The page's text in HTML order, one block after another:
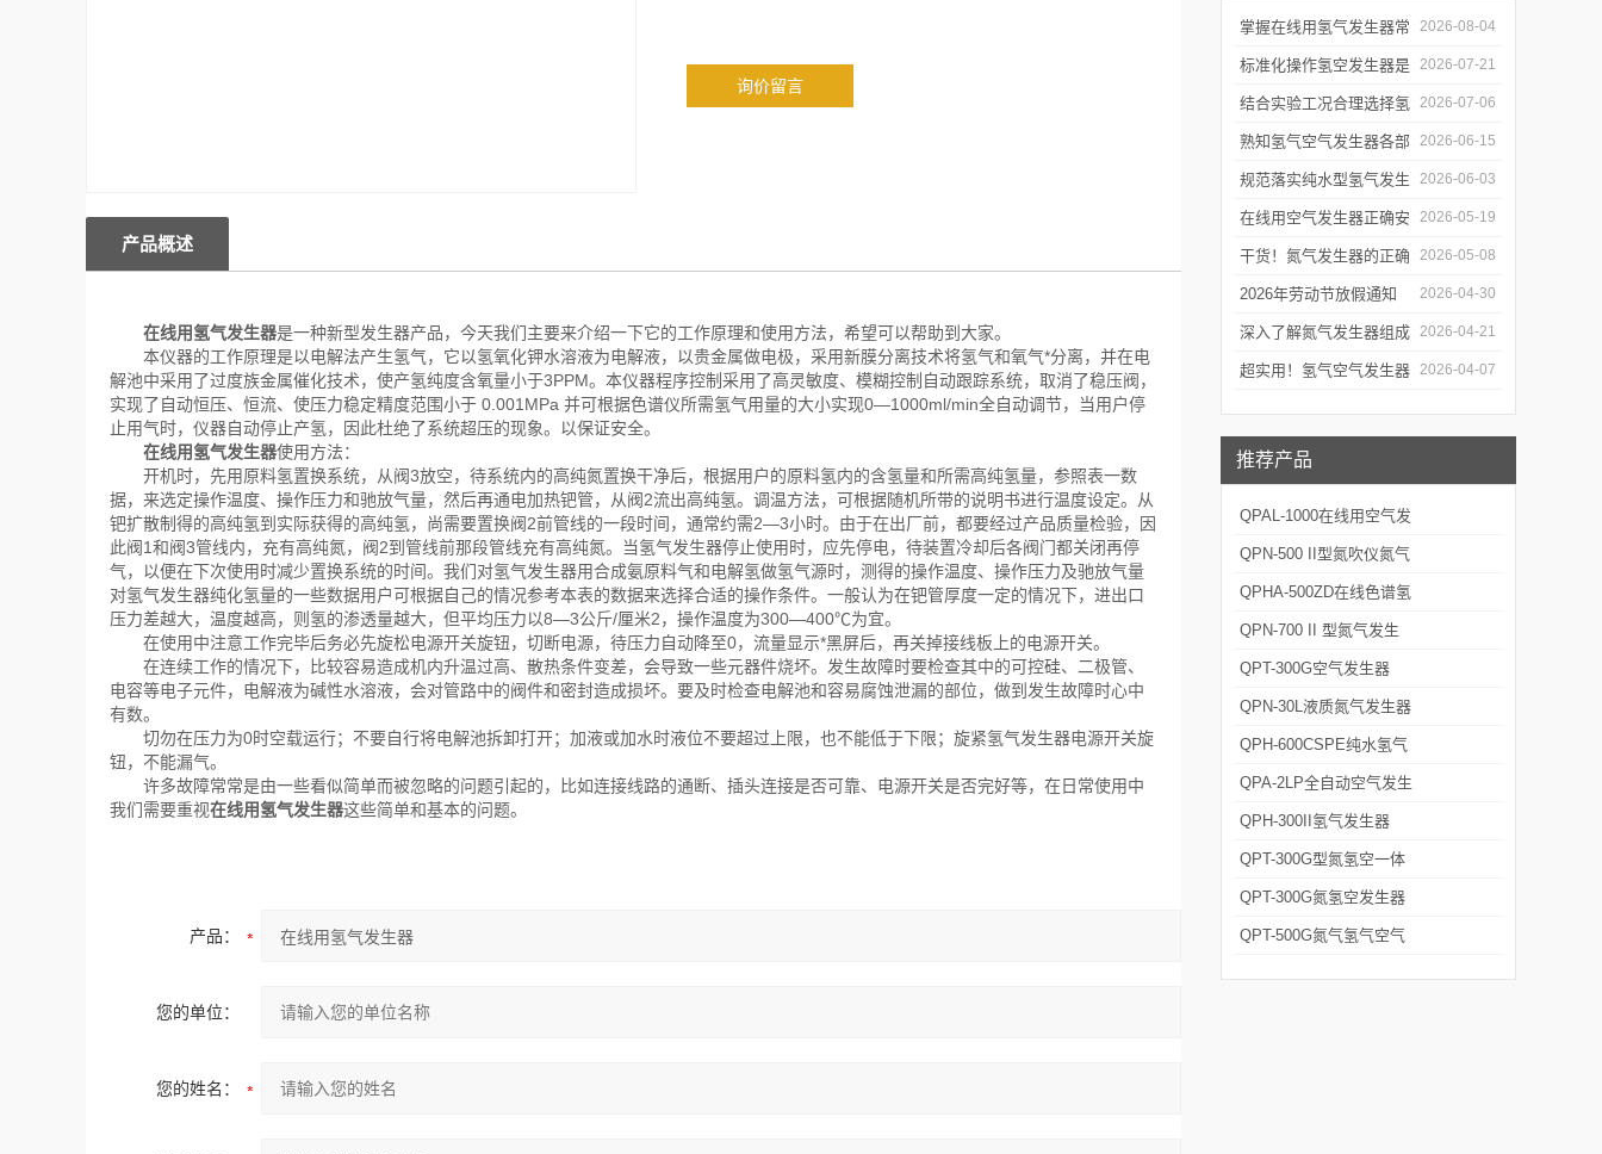
掌握在线用氢气发生器常
见故障处理方式有效降低
生产线停机概率
2026-08-04
标准化操作氢空发生器是
确保实验气源供给稳定合
规的关键前提
2026-07-21
结合实验工况合理选择氢
气空气发生器满足实验室
长期稳定用气需求
2026-07-06
熟知氢气空气发生器各部
件功能与特性维持实验供
气工况稳定
2026-06-15
规范落实纯水型氢气发生
器操作流程是保障实验供
气稳定合规的关键
2026-06-03
在线用空气发生器正确安
装方法及关键要点专业分
享
2026-05-19
干货！氮气发生器的正确
使用方法大揭秘
2026-05-08
2026年劳动节放假通知 2026-04-30
深入了解氮气发生器组成
部件的功能与特点是掌握
2026-04-21
超实用！氢气空气发生器 2026-04-07
推荐产品
QPAL-1000在线用空气发
生器
QPN-500 II型氮吹仪氮气
发生器
QPHA-500ZD在线色谱氢
空一体机
QPN-700 II 型氮气发生
器 可定制
QPT-300G空气发生器
QPN-30L液质氮气发生器
QPH-600CSPE纯水氢气
发生器
QPA-2LP全自动空气发生
器
QPH-300II氢气发生器
QPT-300G型氮氢空一体
机
QPT-300G氮氢空发生器
厂家
QPT-500G氮气氢气空气
询价留言
产品概述
在线用氢气发生器是一种新型发生器产品，今天我们主要来介绍一下它的工作原理和使用方法，希望可以帮助到大家。
本仪器的工作原理是以电解法产生氢气，它以氢氧化钾水溶液为电解液，以贵金属做电极，采用新膜分离技术将氢气和氧气*分离，并在电
解池中采用了过度族金属催化技术，使产氢纯度含氧量小于3PPM。本仪器程序控制采用了高灵敏度、模糊控制自动跟踪系统，取消了稳压阀，
实现了自动恒压、恒流、使压力稳定精度范围小于 0.001MPa 并可根据色谱仪所需氢气用量的大小实现0—1000ml/min全自动调节，当用户停
止用气时，仪器自动停止产氢，因此杜绝了系统超压的现象。以保证安全。
在线用氢气发生器使用方法：
开机时，先用原料氢置换系统，从阀3放空，待系统内的高纯氮置换干净后，根据用户的原料氢内的含氢量和所需高纯氢量，参照表一数
据，来选定操作温度、操作压力和驰放气量，然后再通电加热钯管，从阀2流出高纯氢。调温方法，可根据随机所带的说明书进行温度设定。从
钯扩散制得的高纯氢到实际获得的高纯氢，尚需要置换阀2前管线的一段时间，通常约需2—3小时。由于在出厂前，都要经过产品质量检验，因
此阀1和阀3管线内，充有高纯氮，阀2到管线前那段管线充有高纯氮。当氢气发生器停止使用时，应先停电，待装置冷却后各阀门都关闭再停
气，以便在下次使用时减少置换系统的时间。我们对氢气发生器用合成氨原料气和电解氢做氢气源时，测得的操作温度、操作压力及驰放气量
对氢气发生器纯化氢量的一些数据用户可根据自己的情况参考本表的数据来选择合适的操作条件。一般认为在钯管厚度一定的情况下，进出口
压力差越大，温度越高，则氢的渗透量越大，但平均压力以8—3公斤/厘米2，操作温度为300—400℃为宜。
在使用中注意工作完毕后务必先旋松电源开关旋钮，切断电源，待压力自动降至0，流量显示*黑屏后，再关掉接线板上的电源开关。
在连续工作的情况下，比较容易造成机内升温过高、散热条件变差，会导致一些元器件烧坏。发生故障时要检查其中的可控硅、二极管、
电容等电子元件，电解液为碱性水溶液，会对管路中的阀件和密封造成损坏。要及时检查电解池和容易腐蚀泄漏的部位，做到发生故障时心中
有数。
切勿在压力为0时空载运行；不要自行将电解池拆卸打开；加液或加水时液位不要超过上限，也不能低于下限；旋紧氢气发生器电源开关旋
钮，不能漏气。
许多故障常常是由一些看似简单而被忽略的问题引起的，比如连接线路的通断、插头连接是否可靠、电源开关是否完好等，在日常使用中
我们需要重视在线用氢气发生器这些简单和基本的问题。
产品：
您的单位：
您的姓名：